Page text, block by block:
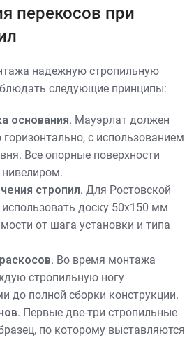
перекосов при
надежную стропильную
следующие принципы:
основания. Мауэрлат должен
с использованием
Все опорные поверхности
стропил. Для Ростовской
доску 50х150 мм
от шага установки и типа
Во время монтажа
стропильную ногу
до полной сборки конструкции.
Первые две-три стропильные
по которому выставляются